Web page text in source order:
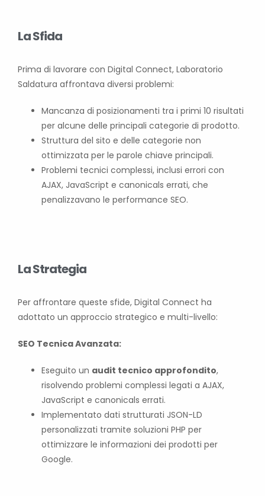
La Sfida
Prima di lavorare con Digital Connect, Laboratorio
Saldatura affrontava diversi problemi:
Mancanza di posizionamenti tra i primi 10 risultati
per alcune delle principali categorie di prodotto.
Struttura del sito e delle categorie non
ottimizzata per le parole chiave principali.
Problemi tecnici complessi, inclusi errori con
AJAX, JavaScript e canonicals errati, che
penalizzavano le performance SEO.
La Strategia
Per affrontare queste sfide, Digital Connect ha
adottato un approccio strategico e multi-livello:
SEO Tecnica Avanzata:
Eseguito un audit tecnico approfondito,
risolvendo problemi complessi legati a AJAX,
JavaScript e canonicals errati.
Implementato dati strutturati JSON-LD
personalizzati tramite soluzioni PHP per
ottimizzare le informazioni dei prodotti per
Google.